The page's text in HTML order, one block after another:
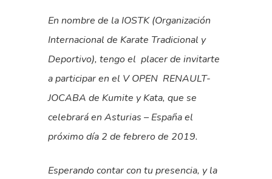
En nombre de la IOSTK (Organización
Internacional de Karate Tradicional y
Deportivo), tengo el placer de invitarte
a participar en el V OPEN RENAULT-
JOCABA de Kumite y Kata, que se
celebrará en Asturias – España el
próximo día 2 de febrero de 2019.
Esperando contar con tu presencia, y la